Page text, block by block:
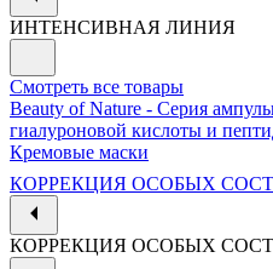
ИНТЕНСИВНАЯ ЛИНИЯ
Смотреть все товары
Beauty of Nature - Серия
гиалуроновой кислоты и
Кремовые маски
КОРРЕКЦИЯ ОСОБЫХ
КОРРЕКЦИЯ ОСОБЫХ